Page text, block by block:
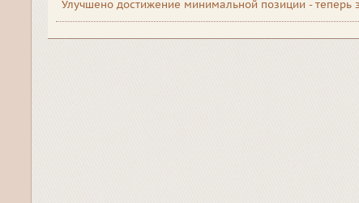
Улучшено достижение минимальной позиции - теперь